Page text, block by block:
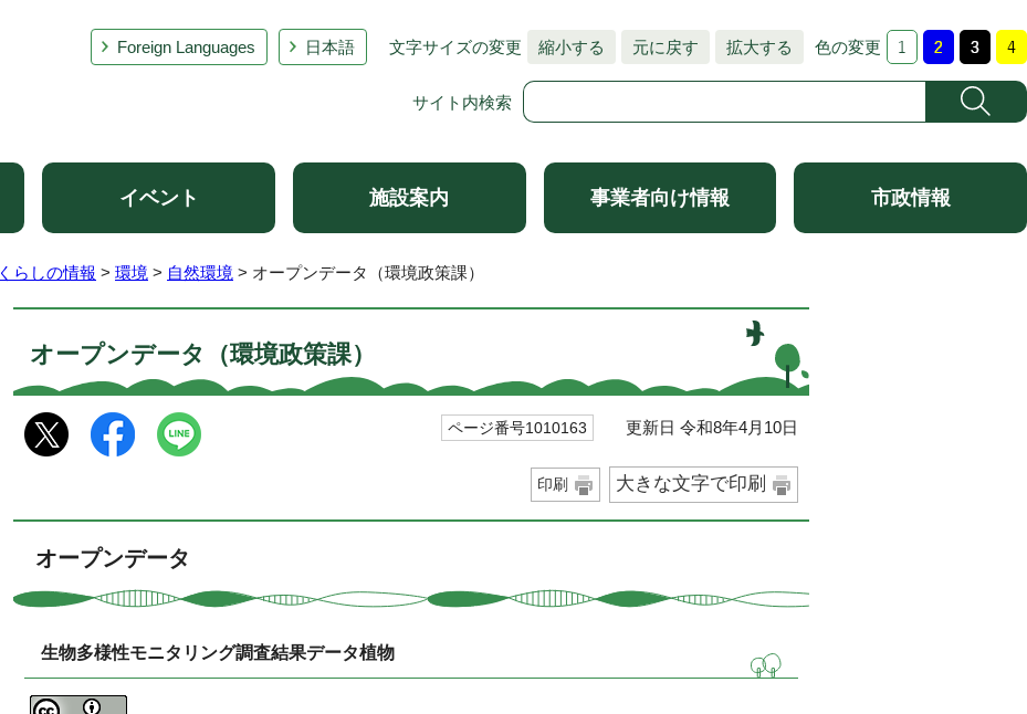
Foreign Languages 日本語 文字サイズの変更 縮小する 元に戻す 拡大する 色の変更
サイト内検索
イベント 施設案内 事業者向け情報 市政情報
くらしの情報 > 環境 > 自然環境 > オープンデータ（環境政策課）
オープンデータ（環境政策課）
ページ番号1010163 更新日 令和8年4月10日
印刷 大きな文字で印刷
オープンデータ
生物多様性モニタリング調査結果データ植物